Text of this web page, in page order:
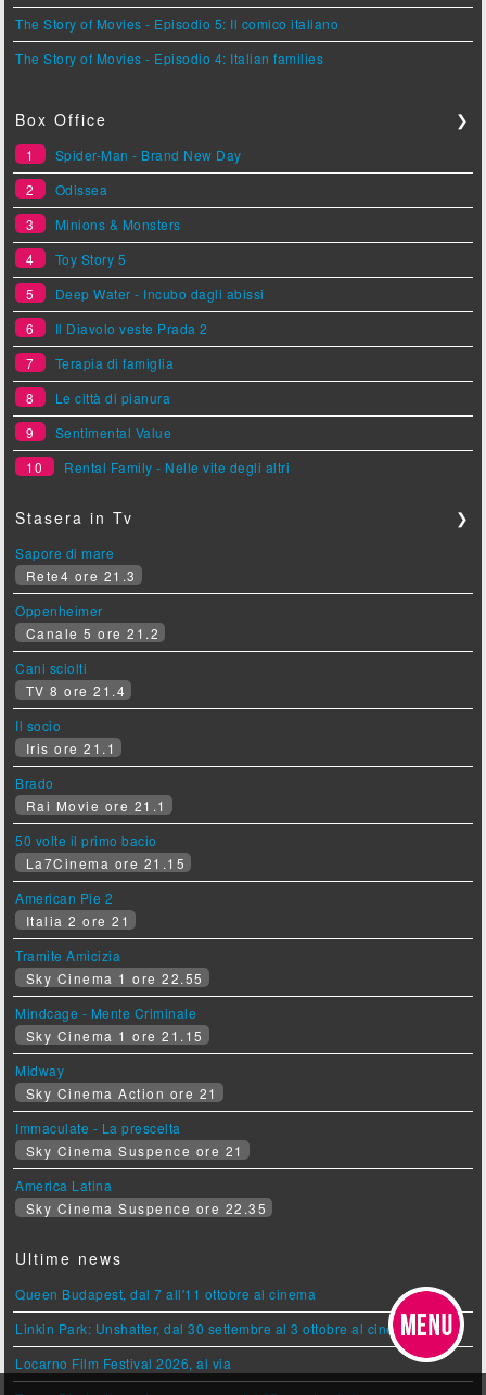
The Story of Movies - Episodio 5: Il comico italiano
The Story of Movies - Episodio 4: Italian families
Box Office ❯
1
Spider-Man - Brand New Day
2
Odissea
3
Minions & Monsters
4
Toy Story 5
5
Deep Water - Incubo dagli abissi
6
Il Diavolo veste Prada 2
7
Terapia di famiglia
8
Le città di pianura
9
Sentimental Value
10
Rental Family - Nelle vite degli altri
Stasera in Tv ❯
Sapore di mare
Rete4 ore 21.3
Oppenheimer
Canale 5 ore 21.2
Cani sciolti
TV 8 ore 21.4
Il socio
Iris ore 21.1
Brado
Rai Movie ore 21.1
50 volte il primo bacio
La7Cinema ore 21.15
American Pie 2
Italia 2 ore 21
Tramite Amicizia
Sky Cinema 1 ore 22.55
Mindcage - Mente Criminale
Sky Cinema 1 ore 21.15
Midway
Sky Cinema Action ore 21
Immaculate - La prescelta
Sky Cinema Suspence ore 21
America Latina
Sky Cinema Suspence ore 22.35
Ultime news
Queen Budapest, dal 7 all'11 ottobre al cinema
Linkin Park: Unshatter, dal 30 settembre al 3 ottobre al cinema
Locarno Film Festival 2026, al via